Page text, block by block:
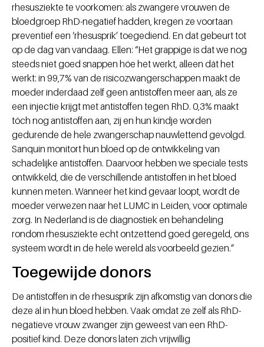
rhesusziekte te voorkomen: als zwangere vrouwen de
bloedgroep RhD-negatief hadden, kregen ze voortaan
preventief een ‘rhesusprik’ toegediend. En dat gebeurt tot
op de dag van vandaag. Ellen: “Het grappige is dat we nog
steeds niet goed snappen hóe het werkt, alleen dát het
werkt: in 99,7% van de risicozwangerschappen maakt de
moeder inderdaad zelf geen antistoffen meer aan, als ze
een injectie krijgt met antistoffen tegen RhD. 0,3% maakt
tóch nog antistoffen aan, zij en hun kindje worden
gedurende de hele zwangerschap nauwlettend gevolgd.
Sanquin monitort hun bloed op de ontwikkeling van
schadelijke antistoffen. Daarvoor hebben we speciale tests
ontwikkeld, die de verschillende antistoffen in het bloed
kunnen meten. Wanneer het kind gevaar loopt, wordt de
moeder verwezen naar het LUMC in Leiden, voor optimale
zorg. In Nederland is de diagnostiek en behandeling
rondom rhesusziekte echt ontzettend goed geregeld, ons
systeem wordt in de hele wereld als voorbeeld gezien.”
Toegewijde donors
De antistoffen in de rhesusprik zijn afkomstig van donors die
deze al in hun bloed hebben. Vaak omdat ze zelf als RhD-
negatieve vrouw zwanger zijn geweest van een RhD-
positief kind. Deze donors laten zich vrijwillig